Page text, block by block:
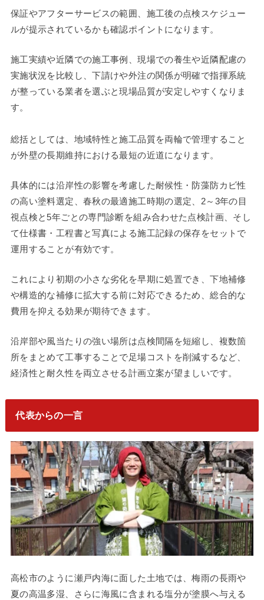
保証やアフターサービスの範囲、施工後の点検スケジュー
ルが提示されているかも確認ポイントになります。
施工実績や近隣での施工事例、現場での養生や近隣配慮の
実施状況を比較し、下請けや外注の関係が明確で指揮系統
が整っている業者を選ぶと現場品質が安定しやすくなりま
す。
総括としては、地域特性と施工品質を両輪で管理すること
が外壁の長期維持における最短の近道になります。
具体的には沿岸性の影響を考慮した耐候性・防藻防カビ性
の高い塗料選定、春秋の最適施工時期の選定、2～3年の目
視点検と5年ごとの専門診断を組み合わせた点検計画、そし
て仕様書・工程書と写真による施工記録の保存をセットで
運用することが有効です。
これにより初期の小さな劣化を早期に処置でき、下地補修
や構造的な補修に拡大する前に対応できるため、総合的な
費用を抑える効果が期待できます。
沿岸部や風当たりの強い場所は点検間隔を短縮し、複数箇
所をまとめて工事することで足場コストを削減するなど、
経済性と耐久性を両立させる計画立案が望ましいです。
代表からの一言
高松市のように瀬戸内海に面した土地では、梅雨の長雨や
夏の高温多湿、さらに海風に含まれる塩分が塗膜へ与える